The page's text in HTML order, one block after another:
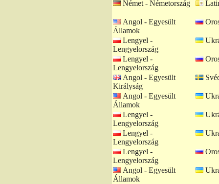
Német - Németország
Angol - Egyesült
Államok
Lengyel -
Lengyelország
Lengyel -
Lengyelország
Angol - Egyesült
Királyság
Angol - Egyesült
Államok
Lengyel -
Lengyelország
Lengyel -
Lengyelország
Lengyel -
Lengyelország
Angol - Egyesült
Államok